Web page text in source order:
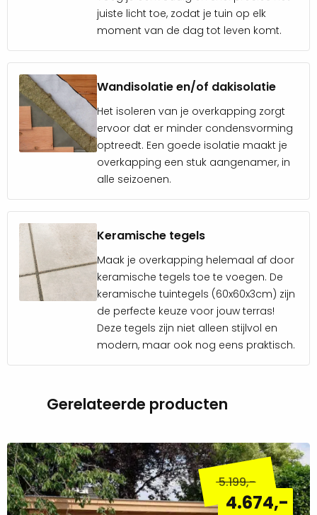
juiste licht toe, zodat je tuin op elk
moment van de dag tot leven komt.
Wandisolatie en/of dakisolatie
Het isoleren van je overkapping zorgt
ervoor dat er minder condensvorming
optreedt. Een goede isolatie maakt je
overkapping een stuk aangenamer, in
alle seizoenen.
Keramische tegels
Maak je overkapping helemaal af door
keramische tegels toe te voegen. De
keramische tuintegels (60x60x3cm) zijn
de perfecte keuze voor jouw terras!
Deze tegels zijn niet alleen stijlvol en
modern, maar ook nog eens praktisch.
Gerelateerde producten
5.199,-
4.674,-
Lees
meer
over